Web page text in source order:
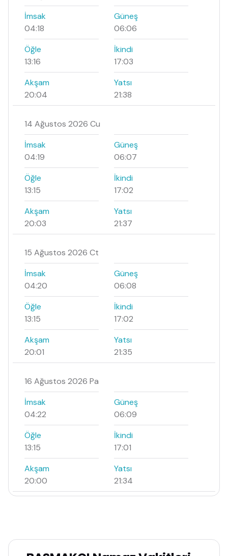
İmsak
04:18
Güneş
06:06
Öğle
13:16
İkindi
17:03
Akşam
20:04
Yatsı
21:38
14 Ağustos 2026 Cu
İmsak
04:19
Güneş
06:07
Öğle
13:15
İkindi
17:02
Akşam
20:03
Yatsı
21:37
15 Ağustos 2026 Ct
İmsak
04:20
Güneş
06:08
Öğle
13:15
İkindi
17:02
Akşam
20:01
Yatsı
21:35
16 Ağustos 2026 Pa
İmsak
04:22
Güneş
06:09
Öğle
13:15
İkindi
17:01
Akşam
20:00
Yatsı
21:34